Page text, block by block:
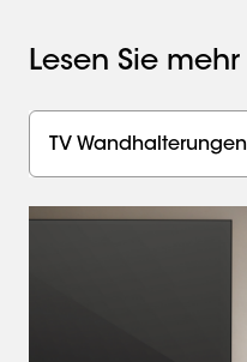
Lesen Sie mehr
TV Wandhalterungen